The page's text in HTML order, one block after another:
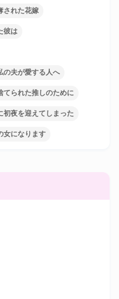
された花嫁
彼は
の夫が愛する人へ
てられた推しのために
初夜を迎えてしまった
女になります